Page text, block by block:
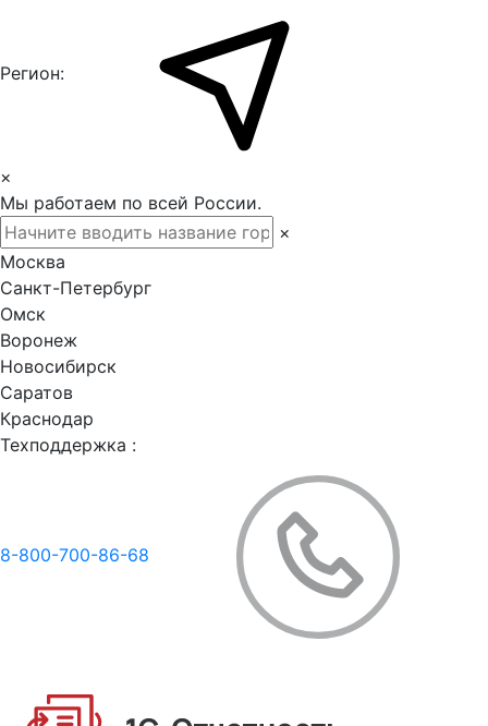
Регион:
×
Мы работаем по всей России.
×
Москва
Санкт-Петербург
Омск
Воронеж
Новосибирск
Саратов
Краснодар
Техподдержка :
8-800-700-86-68